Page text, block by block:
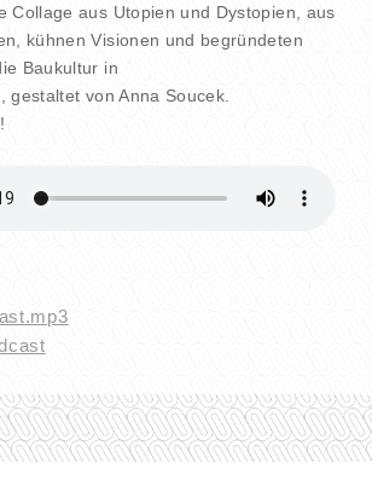
Collage aus Utopien und Dystopien, aus
kühnen Visionen und begründeten
Baukultur in
gestaltet von Anna Soucek.